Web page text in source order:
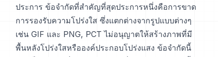
ประการ ข้อจำกัดที่สำคัญที่สุดประการหนึ่งคือการขาด
การรองรับความโปร่งใส ซึ่งแตกต่างจากรูปแบบต่างๆ
เช่น GIF และ PNG, PCT ไม่อนุญาตให้สร้างภาพที่มี
พื้นหลังโปร่งใสหรือองค์ประกอบโปร่งแสง ข้อจำกัดนี้